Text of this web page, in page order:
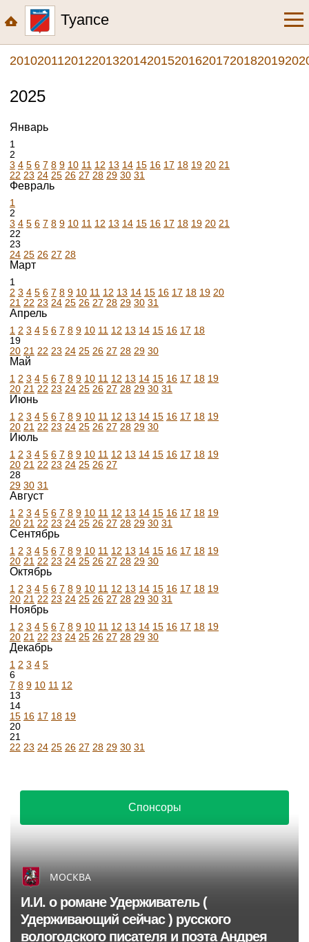
Туапсе
2010201120122013201420152016201720182019
2025
Январь
1
2
3 4 5 6 7 8 9 10 11 12 13 14 15 16 17 18 19 20 21
22 23 24 25 26 27 28 29 30 31
Февраль
1
2
3 4 5 6 7 8 9 10 11 12 13 14 15 16 17 18 19 20 21
22
23
24 25 26 27 28
Март
1
2 3 4 5 6 7 8 9 10 11 12 13 14 15 16 17 18 19 20
21 22 23 24 25 26 27 28 29 30 31
Апрель
1 2 3 4 5 6 7 8 9 10 11 12 13 14 15 16 17 18
19
20 21 22 23 24 25 26 27 28 29 30
Май
1 2 3 4 5 6 7 8 9 10 11 12 13 14 15 16 17 18 19
20 21 22 23 24 25 26 27 28 29 30 31
Июнь
1 2 3 4 5 6 7 8 9 10 11 12 13 14 15 16 17 18 19
20 21 22 23 24 25 26 27 28 29 30
Июль
1 2 3 4 5 6 7 8 9 10 11 12 13 14 15 16 17 18 19
20 21 22 23 24 25 26 27
28
29 30 31
Август
1 2 3 4 5 6 7 8 9 10 11 12 13 14 15 16 17 18 19
20 21 22 23 24 25 26 27 28 29 30 31
Сентябрь
1 2 3 4 5 6 7 8 9 10 11 12 13 14 15 16 17 18 19
20 21 22 23 24 25 26 27 28 29 30
Октябрь
1 2 3 4 5 6 7 8 9 10 11 12 13 14 15 16 17 18 19
20 21 22 23 24 25 26 27 28 29 30 31
Ноябрь
1 2 3 4 5 6 7 8 9 10 11 12 13 14 15 16 17 18 19
20 21 22 23 24 25 26 27 28 29 30
Декабрь
1 2 3 4 5
6
7 8 9 10 11 12
13
14
15 16 17 18 19
20
21
22 23 24 25 26 27 28 29 30 31
Спонсоры
МОСКВА
И.И. о романе Удерживатель (
Удерживающий сейчас ) русского
вологодского писателя и поэта Андрея